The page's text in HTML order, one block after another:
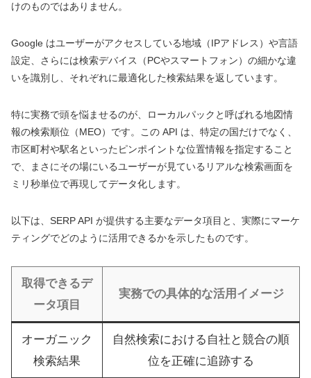
けのものではありません。
Google はユーザーがアクセスしている地域（IPアドレス）や言語
設定、さらには検索デバイス（PCやスマートフォン）の細かな違
いを識別し、それぞれに最適化した検索結果を返しています。
特に実務で頭を悩ませるのが、ローカルパックと呼ばれる地図情
報の検索順位（MEO）です。この API は、特定の国だけでなく、
市区町村や駅名といったピンポイントな位置情報を指定すること
で、まさにその場にいるユーザーが見ているリアルな検索画面を
ミリ秒単位で再現してデータ化します。
以下は、SERP API が提供する主要なデータ項目と、実際にマーケ
ティングでどのように活用できるかを示したものです。
取得できるデ
ータ項目
実務での具体的な活用イメージ
オーガニック
検索結果
自然検索における自社と競合の順
位を正確に追跡する